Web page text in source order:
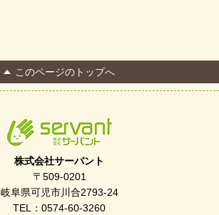
このページのトップへ
株式会社サーバント
〒509-0201
岐阜県可児市川合2793-24
TEL：0574-60-3260